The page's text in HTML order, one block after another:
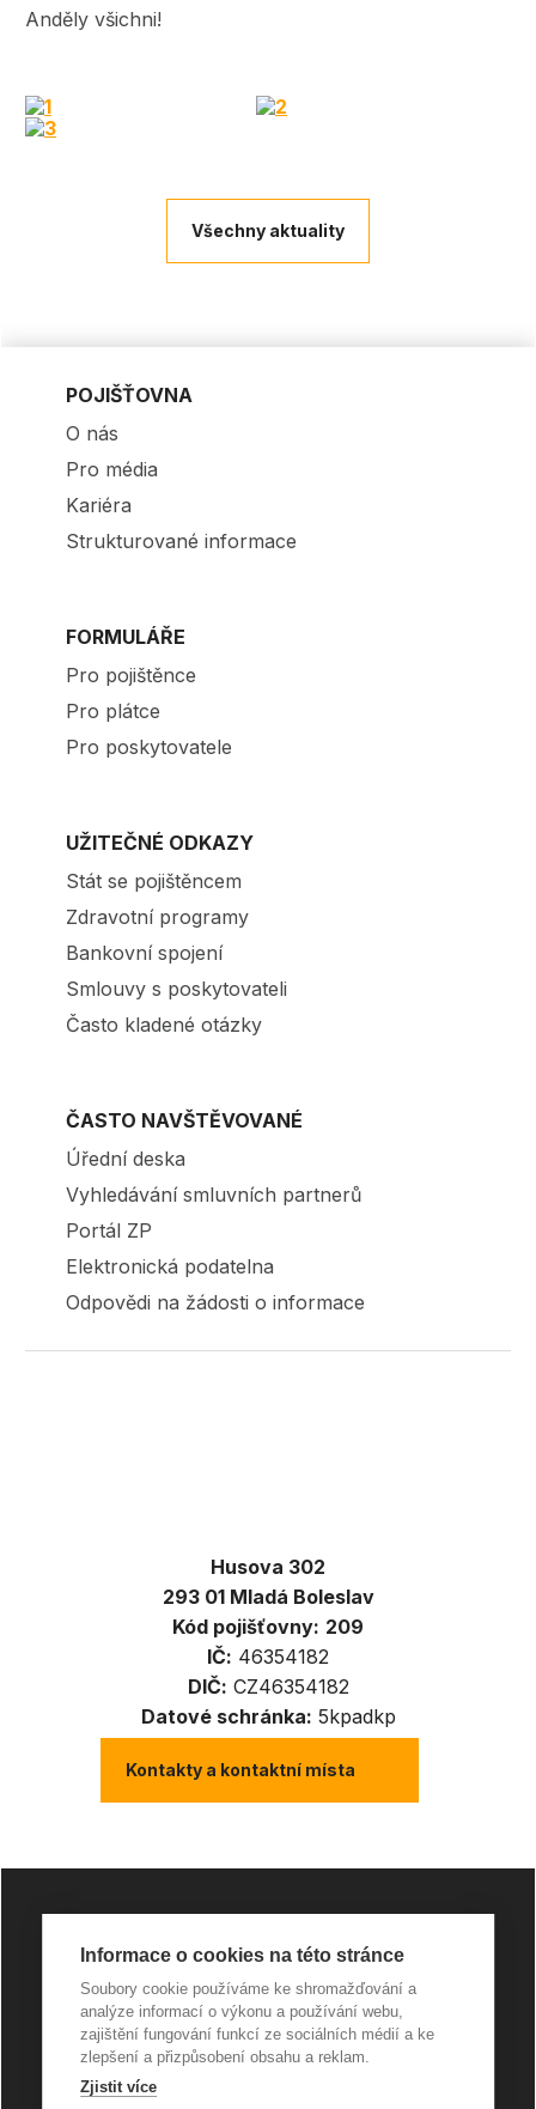
Anděly všichni!
Všechny aktuality
POJIŠŤOVNA
O nás
Pro média
Kariéra
Strukturované informace
FORMULÁŘE
Pro pojištěnce
Pro plátce
Pro poskytovatele
UŽITEČNÉ ODKAZY
Stát se pojištěncem
Zdravotní programy
Bankovní spojení
Smlouvy s poskytovateli
Často kladené otázky
ČASTO NAVŠTĚVOVANÉ
Úřední deska
Vyhledávání smluvních partnerů
Portál ZP
Elektronická podatelna
Odpovědi na žádosti o informace
Husova 302
293 01 Mladá Boleslav
Kód pojišťovny: 209
IČ: 46354182
DIČ: CZ46354182
Datové schránka: 5kpadkp
Kontakty a kontaktní místa
Všeobecná pravidla soutěží
Informace o cookies na této stránce
Soubory cookie používáme ke shromažďování a
analýze informací o výkonu a používání webu,
zajištění fungování funkcí ze sociálních médií a ke
zlepšení a přizpůsobení obsahu a reklam.
Zjistit více